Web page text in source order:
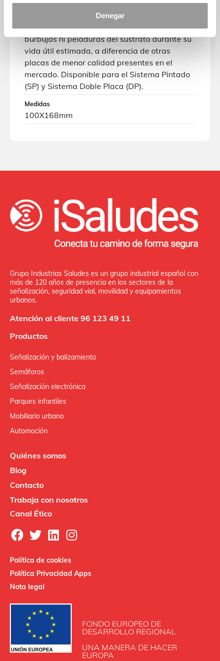
Denegar
Características
Gran resistencia a la corrosión y los agentes
ambientales. No decolora ni presenta grietas,
burbujas ni peladuras del sustrato durante su
vida útil estimada, a diferencia de otras
placas de menor calidad presentes en el
mercado. Disponible para el Sistema Pintado
(SP) y Sistema Doble Placa (DP).
Medidas
100X168mm
Grupo Industrias Saludes es un grupo industrial español con
más de 120 años de presencia en los sectores de la
señalización, seguridad vial, movilidad y equipamientos
urbanos.
Atención al cliente 96 123 49 11
Productos
Señalización y balizamiento
Semáforos
Señalización electrónica
Parques infantiles
Mobiliario urbano
Automoción
Quiénes somos
Blog
Contacto
Trabaja con nosotros
Canal Ético
Política de cookies
Política Privacidad Apps
Nota legal
FONDO EUROPEO DE
DESARROLLO REGIONAL
UNA MANERA DE HACER
EUROPA